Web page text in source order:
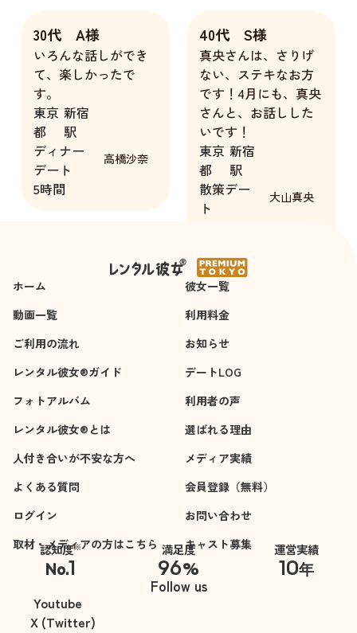
30代 A様
いろんな話しができ
て、楽しかったで
す。
東京
都
新宿
駅
ディナー
デート
5時間
高橋沙奈
40代 S様
真央さんは、さりげ
ない、ステキなお方
です！4月にも、真央
さんと、お話しした
いです！
東京
都
新宿
駅
散策デー
ト
大山真央
ホーム
彼女一覧
動画一覧
利用料金
ご利用の流れ
お知らせ
レンタル彼女®ガイド
デートLOG
フォトアルバム
利用者の声
レンタル彼女®とは
選ばれる理由
人付き合いが不安な方へ
メディア実績
よくある質問
会員登録（無料）
ログイン
お問い合わせ
取材・メディアの方はこちら
キャスト募集
認知度※
No.1
※自社調べ
満足度
96%
運営実績
10年
Follow us
Youtube
X (Twitter)